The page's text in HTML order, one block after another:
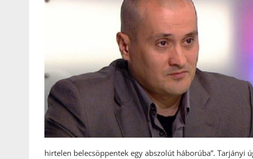
hirtelen belecsöppentek egy abszolút háborúba”. Tarjányi